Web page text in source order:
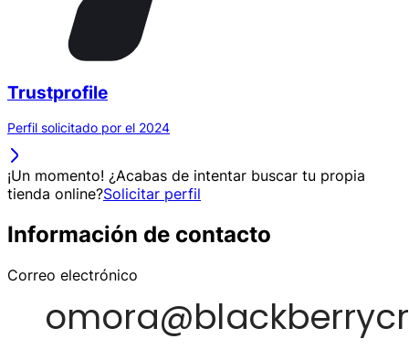
Trustprofile
Perfil solicitado por el 2024
¡Un momento! ¿Acabas de intentar buscar tu propia
tienda online?Solicitar perfil
Información de contacto
Correo electrónico